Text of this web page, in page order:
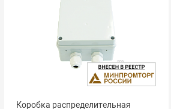
Коробка распределительная